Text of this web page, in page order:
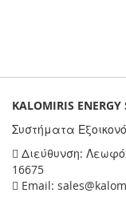
KALOMIRIS ENERGY
Συστήματα
Διεύθυνση:
16675
Email: